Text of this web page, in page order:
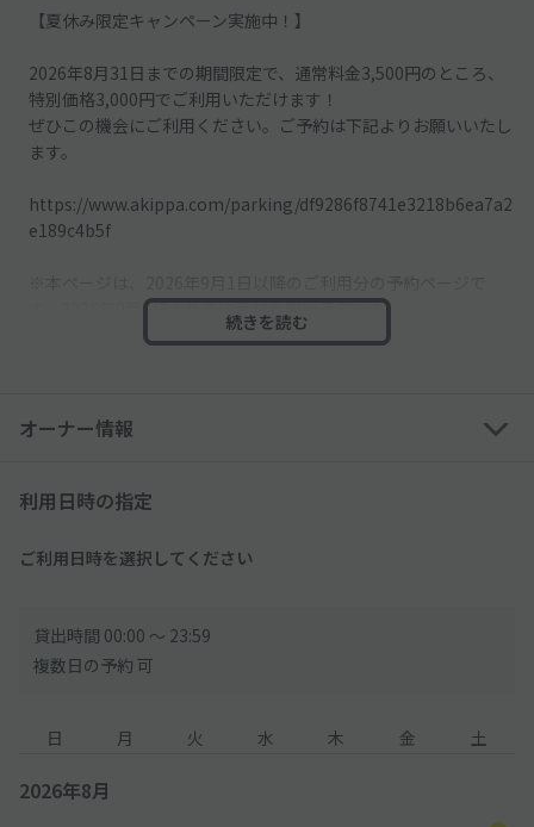
【夏休み限定キャンペーン実施中！】
2026年8月31日までの期間限定で、通常料金3,500円のところ、
特別価格3,000円でご利用いただけます！
ぜひこの機会にご利用ください。ご予約は下記よりお願いいたし
ます。
https://www.akippa.com/parking/df9286f8741e3218b6ea7a2
e189c4b5f
す。2026年9月1日より予約受付を開始予定です。
超過料金として
・最初の30分：380円(税込)
を別途現地にてお支払いいただきます。
◆お車の出入りは出来かねます。一度出庫すると再入場はできま
せん
◆必ずご利用前に車両ナンバーの登録をお願いします
すので十分ご注意ください
◆車両ナンバーは地域名・分類番号・ひらがな・一連指定番号ま
で正確に登録してください。
さい。通用口については下記URLより確認ください
い
https://parking.yaechika.com/qa.html
続きを読む
オーナー情報
利用日時の指定
ご利用日時を選択してください
貸出時間 00:00 〜 23:59
複数日の予約 可
日 月 火 水 木 金 土
2026年8月